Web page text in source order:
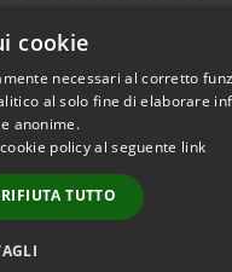
Copyright © 2026 •
cookie
necessari al corretto
al solo fine di elaborare
anonime.
policy al seguente link
RIFIUTA TUTTO